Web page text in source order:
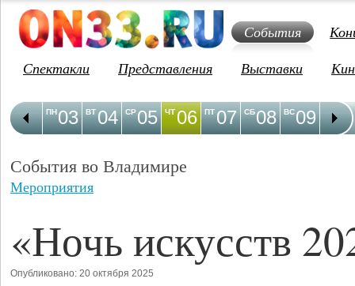
События
Спектакли
Представления Выставки
03
ПН 04
ВТ 05
СР 06
ЧТ 07
ПТ 08
СБ 09
ВС 10
ПН
События во Владимире
Мероприятия
«Ночь искусств
Опубликовано: 20 октября 2025